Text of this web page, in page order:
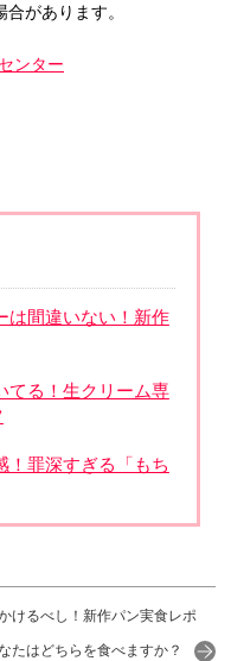
があります。
ンター
は間違いない！新作
てる！生クリーム専
！罪深すぎる「もち
けるべし！新作パン実食レポ
たはどちらを食べますか？